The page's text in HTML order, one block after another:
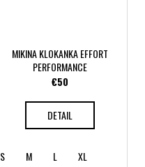
MIKINA KLOKANKA EFFORT
PERFORMANCE
€50
DETAIL
S M L XL